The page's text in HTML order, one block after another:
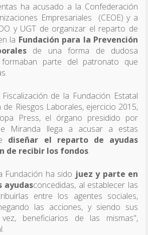
ha acusado a la Confederación
Empresariales (CEOE) y a
y UGT de organizar el reparto de
la Fundación para la Prevención
de una forma de dudosa
parte del patronato que
de la Fundación Estatal
Riesgos Laborales, ejercicio 2015,
Press, el órgano presidido por
Miranda llega a acusar a estas
diseñar el reparto de ayudas
de recibir los fondos.
Fundación ha sido juez y parte en
ayudasconcedidas, al establecer las
entre los agentes sociales,
las acciones, y siendo sus
beneficiarios de las mismas",